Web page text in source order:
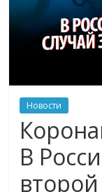
Новости
В